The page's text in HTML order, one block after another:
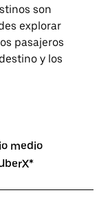
son
explorar
pasajeros
y los
medio